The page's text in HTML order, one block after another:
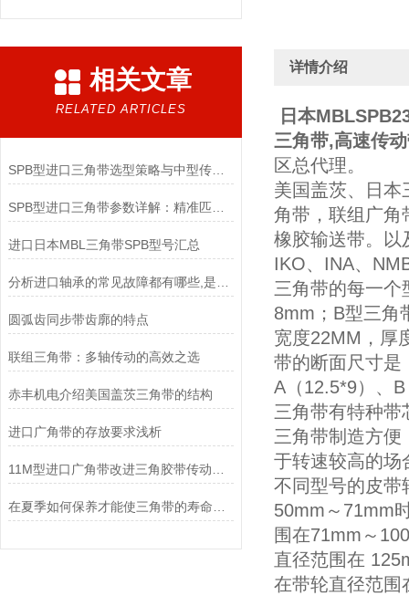
相关文章
RELATED ARTICLES
SPB型进口三角带选型策略与中型传动适配要点
进口日本MBL三角带SPB型号汇总
圆弧齿同步带齿廓的特点
联组三角带：多轴传动的高效之选
赤丰机电介绍美国盖茨三角带的结构
进口广角带的存放要求浅析
详情介绍
日本
三角带,高速传
区总代理。
美国盖茨、日本
角带，联组广角
橡胶输送带。以
IKO、INA、
三角带的每一个
8mm；B型三角
宽度22MM，厚
带的断面尺寸是
A（12.5*9）、
三角带有特种带
三角带制造方便
于转速较高的场
不同型号的皮带
50mm～71mm
围在71mm～
直径范围在
在带轮直径范围